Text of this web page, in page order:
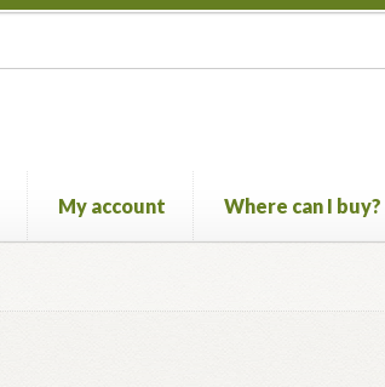
My account Where can I